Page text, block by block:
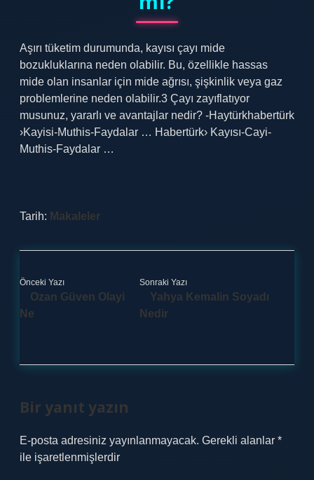
Aşırı tüketim durumunda, kayısı çayı mide
bozukluklarına neden olabilir. Bu, özellikle hassas
mide olan insanlar için mide ağrısı, şişkinlik veya gaz
problemlerine neden olabilir.3 Çayı zayıflatıyor
musunuz, yararlı ve avantajlar nedir? -Haytürkhabertürk
›Kayisi-Muthis-Faydalar … Habertürk› Kayısı-Cayi-
Muthis-Faydalar …
Tarih: Makaleler
Önceki Yazı
Ozan Güven Olayi
Ne
Sonraki Yazı
Yahya Kemalin Soyadı
Nedir
Bir yanıt yazın
E-posta adresiniz yayınlanmayacak. Gerekli alanlar *
ile işaretlenmişlerdir